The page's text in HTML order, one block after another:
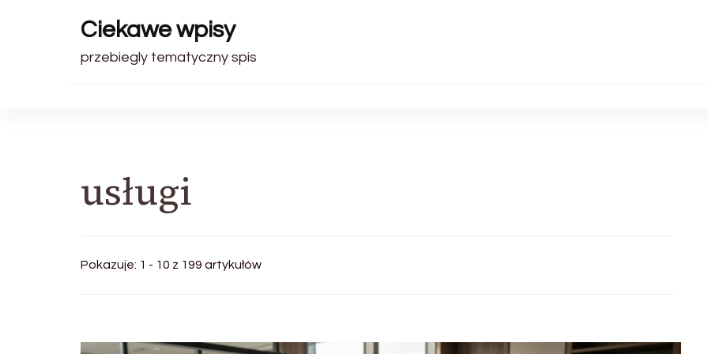
Ciekawe wpisy
przebiegly tematyczny spis
usługi
Pokazuje: 1 - 10 z 199 artykułów